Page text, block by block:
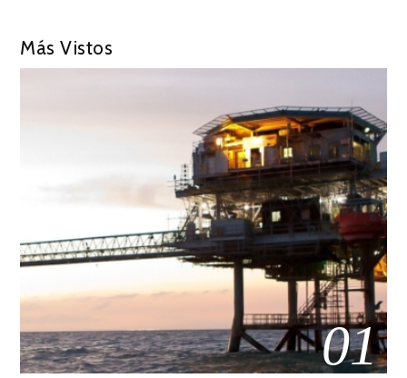
Más Vistos
01